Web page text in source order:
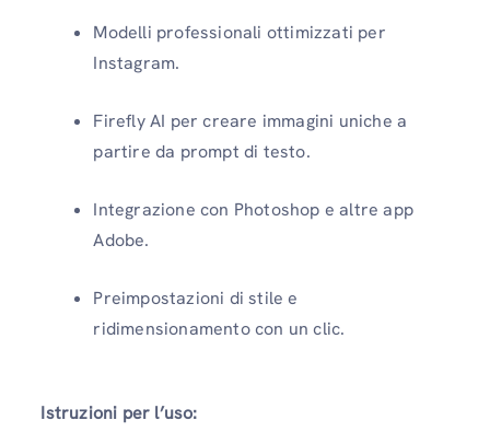
Modelli professionali ottimizzati per
Instagram.
Firefly AI per creare immagini uniche a
partire da prompt di testo.
Integrazione con Photoshop e altre app
Adobe.
Preimpostazioni di stile e
ridimensionamento con un clic.
Istruzioni per l’uso: